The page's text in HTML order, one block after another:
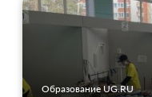
Образование UG.RU